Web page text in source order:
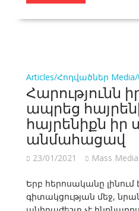
Articles/Հոդվածներ
Հարությունն
ապրեց
հայրենիքն իր
անմահացավ
23/01/2021 Mass Media
Երբ հերոսականը լինում
գիտակցության մեջ,